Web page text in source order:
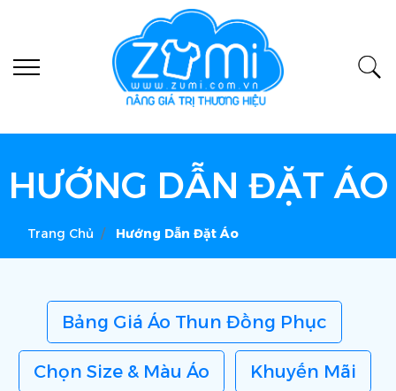
HƯỚNG DẪN ĐẶT ÁO
Trang Chủ Hướng Dẫn Đặt Áo
Bảng Giá Áo Thun Đồng Phục
Chọn Size & Màu Áo Khuyến Mãi